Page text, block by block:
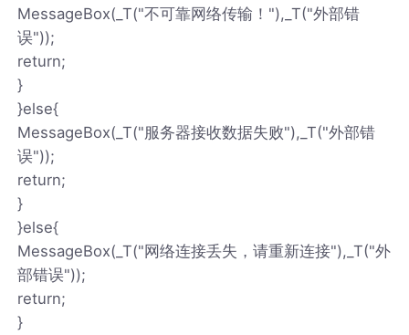
MessageBox(_T("不可靠网络传输！"),_T("外部错
误"));
return;
}
}else{
MessageBox(_T("服务器接收数据失败"),_T("外部错
误"));
return;
}
}else{
MessageBox(_T("网络连接丢失，请重新连接"),_T("外
部错误"));
return;
}